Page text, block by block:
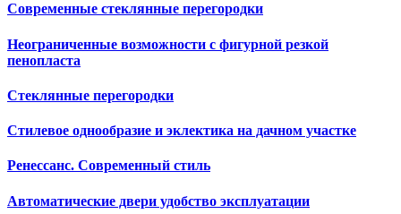
Современные стеклянные перегородки
Неограниченные возможности с фигурной резкой
пенопласта
Стеклянные перегородки
Стилевое однообразие и эклектика на дачном участке
Ренессанс. Современный стиль
Автоматические двери удобство эксплуатации